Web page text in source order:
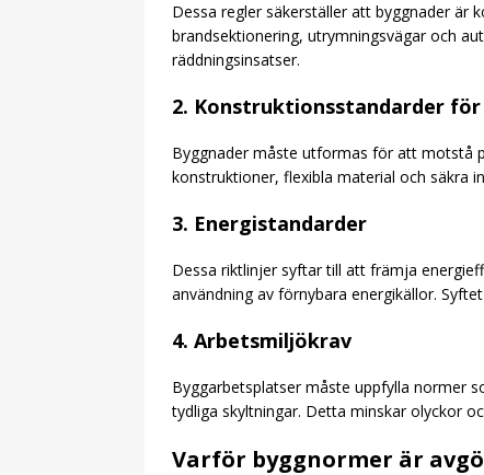
Dessa regler säkerställer att byggnader är
brandsektionering, utrymningsvägar och
räddningsinsatser.
2. Konstruktionsstandarder
Byggnader måste utformas för att motstå
konstruktioner, flexibla material och säkra
3. Energistandarder
Dessa riktlinjer syftar till att främja
användning av förnybara energikällor.
4. Arbetsmiljökrav
Byggarbetsplatser måste uppfylla normer
tydliga skyltningar. Detta minskar olyckor
Varför byggnormer är